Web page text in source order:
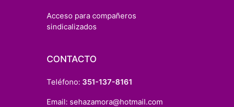
Acceso para compañeros
sindicalizados
CONTACTO
Teléfono: 351-137-8161
Email: sehazamora@hotmail.com